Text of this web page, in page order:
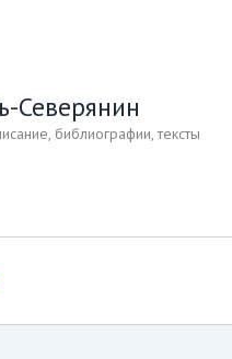
Северянин
библиографии, тексты